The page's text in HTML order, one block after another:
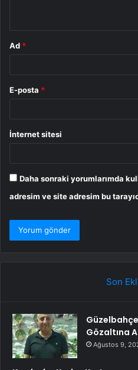
Ad *
E-posta *
İnternet sitesi
Daha sonraki yorumlarımda
adresim ve site adresim bu
Son
Gözaltına
Ağustos 9,